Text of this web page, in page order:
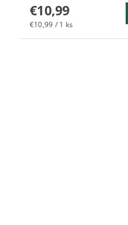
€10,99
€10,99 / 1 ks